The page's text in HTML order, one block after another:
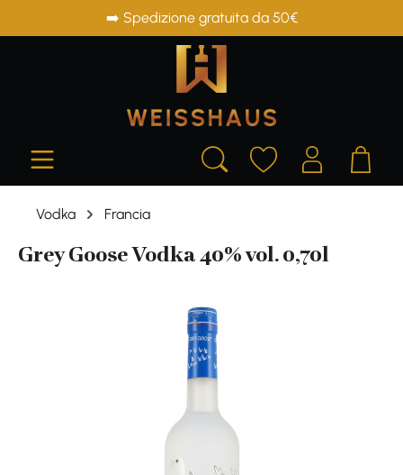
➡️ Spedizione gratuita da 50€
Vodka Francia
Grey Goose Vodka 40% vol. 0,70l